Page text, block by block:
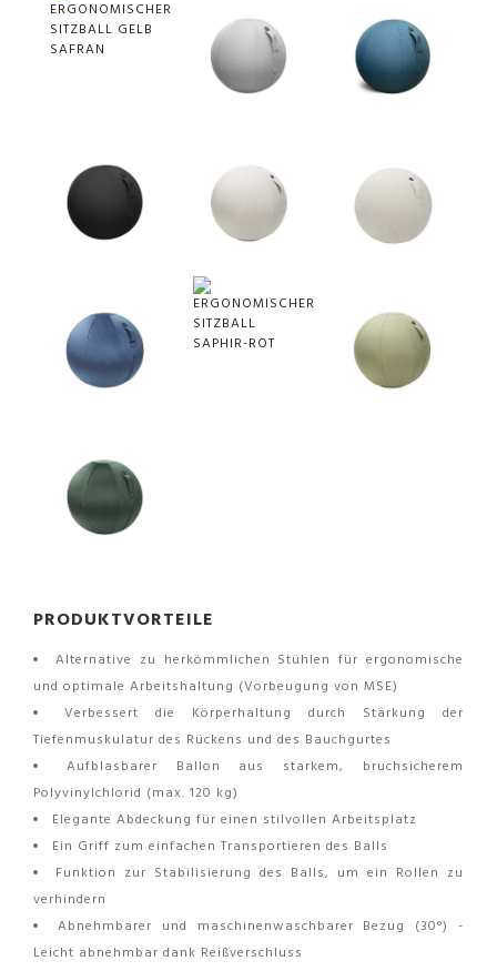
PRODUKTVORTEILE
Alternative zu herkömmlichen Stühlen für ergonomische
und optimale Arbeitshaltung (Vorbeugung von MSE)
Verbessert die Körperhaltung durch Stärkung der
Tiefenmuskulatur des Rückens und des Bauchgurtes
Aufblasbarer Ballon aus starkem, bruchsicherem
Polyvinylchlorid (max. 120 kg)
Elegante Abdeckung für einen stilvollen Arbeitsplatz
Ein Griff zum einfachen Transportieren des Balls
Funktion zur Stabilisierung des Balls, um ein Rollen zu
verhindern
Abnehmbarer und maschinenwaschbarer Bezug (30°) -
Leicht abnehmbar dank Reißverschluss